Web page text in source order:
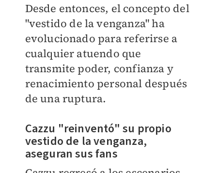
Desde entonces, el concepto del
"vestido de la venganza" ha
evolucionado para referirse a
cualquier atuendo que
transmite poder, confianza y
renacimiento personal después
de una ruptura.
Cazzu "reinventó" su propio
vestido de la venganza,
aseguran sus fans